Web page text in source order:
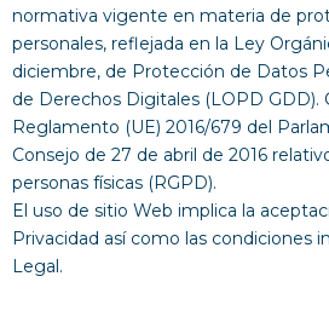
normativa vigente en materia de
personales, reflejada en la Ley
diciembre, de Protección de Datos
de Derechos Digitales (LOPD
Reglamento (UE) 2016/679 del
Consejo de 27 de abril de 2016
personas físicas (RGPD).
El uso de sitio Web implica la
Privacidad así como las condiciones
Legal.